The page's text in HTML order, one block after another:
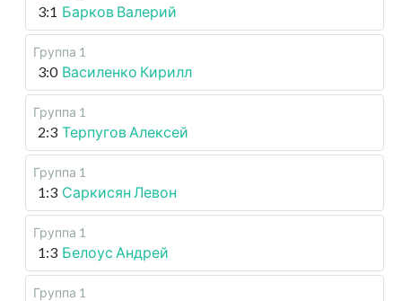
3:1 Барков Валерий
Группа 1
3:0 Василенко Кирилл
Группа 1
2:3 Терпугов Алексей
Группа 1
1:3 Саркисян Левон
Группа 1
1:3 Белоус Андрей
Группа 1